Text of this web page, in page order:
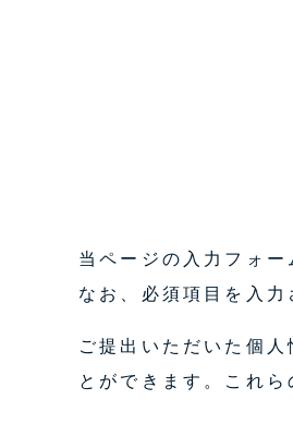
当ページの入力フォ
なお、必須項目を入
ご提出いただいた個
とができます。これ